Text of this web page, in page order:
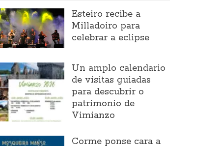
Esteiro recibe a
Milladoiro para
celebrar a eclipse
Un amplo calendario
de visitas guiadas
para descubrir o
patrimonio de
Vimianzo
Corme ponse cara a